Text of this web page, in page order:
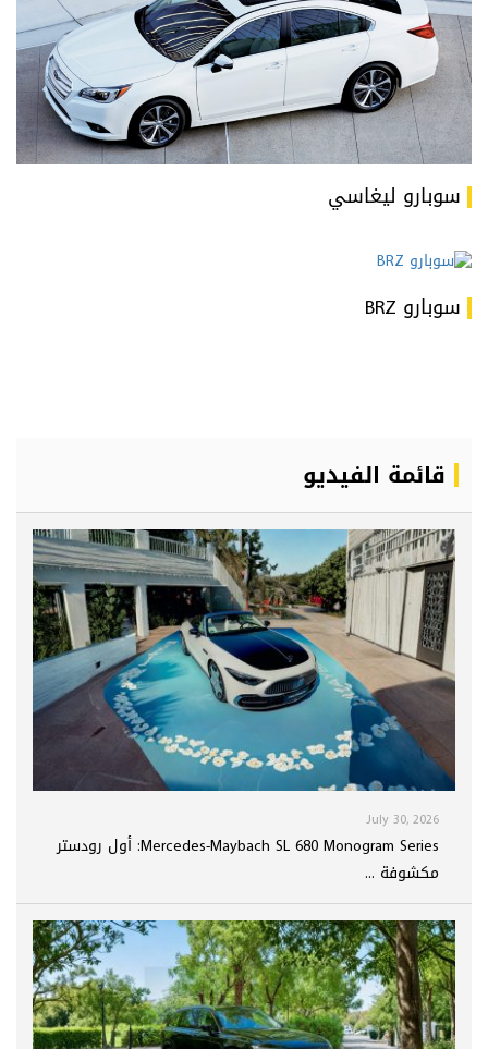
سوبارو ليغاسي
سوبارو BRZ
قائمة الفيديو
July 30, 2026
Mercedes-Maybach SL 680 Monogram Series: أول رودستر
مكشوفة ...